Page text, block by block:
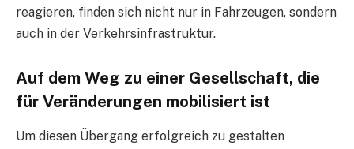
reagieren, finden sich nicht nur in Fahrzeugen, sondern
auch in der Verkehrsinfrastruktur.
Auf dem Weg zu einer Gesellschaft, die
für Veränderungen mobilisiert ist
Um diesen Übergang erfolgreich zu gestalten